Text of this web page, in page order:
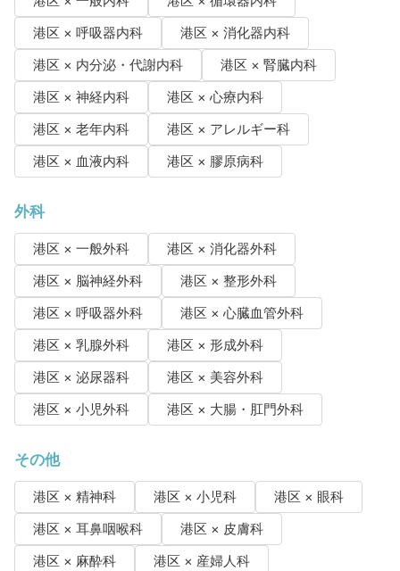
港区 × 呼吸器内科
港区 × 消化器内科
港区 × 内分泌・代謝内科
港区 × 腎臓内科
港区 × 神経内科
港区 × 心療内科
港区 × 老年内科
港区 × アレルギー科
港区 × 血液内科
港区 × 膠原病科
外科
港区 × 一般外科
港区 × 消化器外科
港区 × 脳神経外科
港区 × 整形外科
港区 × 呼吸器外科
港区 × 心臓血管外科
港区 × 乳腺外科
港区 × 形成外科
港区 × 泌尿器科
港区 × 美容外科
港区 × 小児外科
港区 × 大腸・肛門外科
その他
港区 × 精神科 港区 × 小児科
港区 × 眼科
港区 × 耳鼻咽喉科
港区 × 皮膚科
港区 × 麻酔科
港区 × 産婦人科